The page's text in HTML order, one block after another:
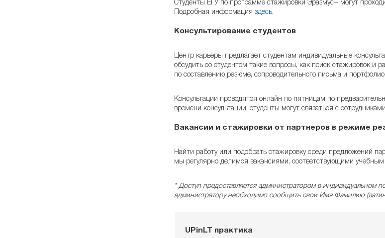
Студенты ЕГУ по программе стажировки Эразмус+ могут
Подробная информация здесь.
Консультирование студентов
Центр карьеры предлагает студентам индивидуальные
обсудить со студентом такие вопросы, как поиск стажировок и
по составлению резюме, сопроводительного письма и
Консультации проводятся онлайн по пятницам по
времени консультации, студенты могут связаться с
Вакансии и стажировки от партнеров в режиме
Найти работу или подобрать стажировку среди предложений
мы регулярно делимся вакансиями, соответствующими
* Доступ предоставляется администратором в индивидуальном
администратору необходимо сообщить свои Имя Фамилию
UPinLT практика